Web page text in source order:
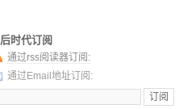
后时代订阅
通过rss阅读器订阅:
通过Email地址订阅: